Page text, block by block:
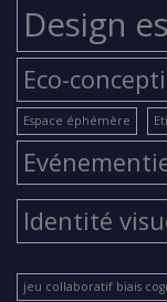
Design
Eco-
Espace éphémère
Identité
jeu collaboratif biais